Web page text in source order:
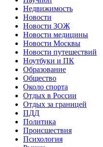
Недвижимость
Новости
Новости ЗОЖ
Новости медицины
Новости Москвы
Новости путешествий
Ноутбуки и ПК
Образование
Общество
Около спорта
Отдых в России
Отдых за границей
ПДД
Политика
Происшествия
Психология